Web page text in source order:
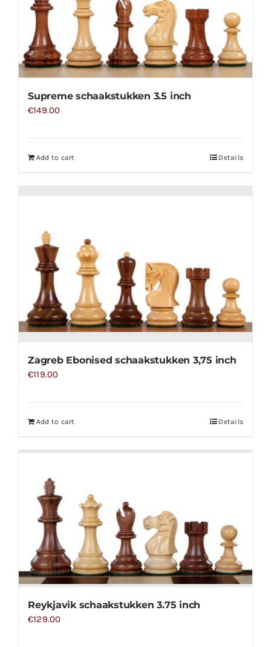
Supreme schaakstukken 3.5 inch
€149.00
Add to cart Details
Zagreb Ebonised schaakstukken 3,75 inch
€119.00
Add to cart Details
Reykjavik schaakstukken 3.75 inch
€129.00